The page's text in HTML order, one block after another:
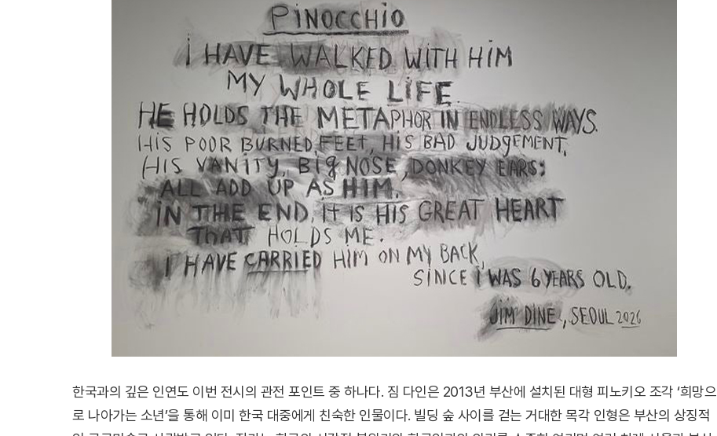
한국과의 깊은 인연도 이번 전시의 관전 포인트 중 하나다. 짐 다인은 2013년 부산에 설치된 대형 피노키오 조각 ‘희망으
로 나아가는 소년’을 통해 이미 한국 대중에게 친숙한 인물이다. 빌딩 숲 사이를 걷는 거대한 목각 인형은 부산의 상징적